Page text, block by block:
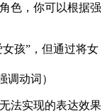
色，你可以根据强
孩”，但通过将女
调动词）
法实现的表达效果